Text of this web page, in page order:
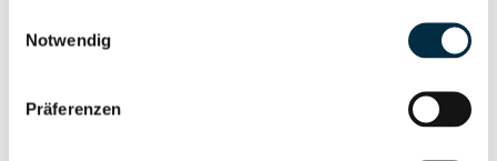
Notwendig
Präferenzen
Gesellschafterstruktur
Vollständiges
Unternehmensprofil